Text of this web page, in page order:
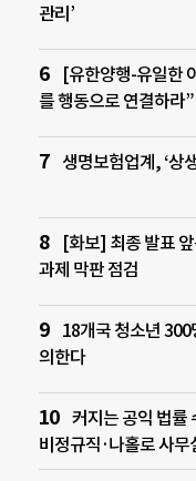
관리’
[유한양행-유일한
를 행동으로 연결하라”
생명보험업계, ‘상
[화보] 최종 발표
과제 막판 점검
18개국 청소년 300
의한다
커지는 공익 법
비정규직·나홀로 사무